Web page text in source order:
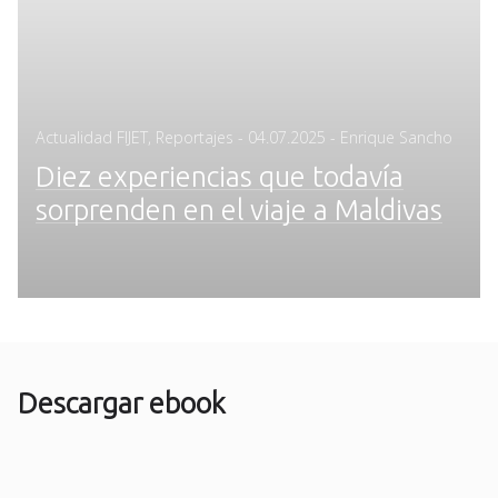
Actualidad FIJET Reportajes - Posted
04.07.2025 - Enrique Sancho
Diez experiencias que todavía
sorprenden en el viaje a Maldivas
Descargar ebook